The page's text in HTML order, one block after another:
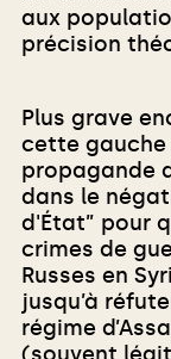
aux
précision
Plus grave
cette gauche
propagande
dans le
d'État” pour
crimes de
Russes en
jusqu’à
régime